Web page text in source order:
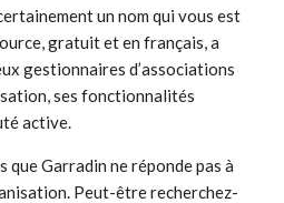
un nom qui vous est
gratuit et en français, a
gestionnaires d’associations
ses fonctionnalités
active.
Garradin ne réponde pas à
Peut-être recherchez-